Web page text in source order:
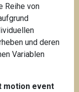
Reihe von
und deren
Variablen
motion event